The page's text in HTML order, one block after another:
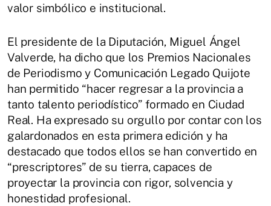
valor simbólico e institucional.
El presidente de la Diputación, Miguel Ángel
Valverde, ha dicho que los Premios Nacionales
de Periodismo y Comunicación Legado Quijote
han permitido “hacer regresar a la provincia a
tanto talento periodístico” formado en Ciudad
Real. Ha expresado su orgullo por contar con los
galardonados en esta primera edición y ha
destacado que todos ellos se han convertido en
“prescriptores” de su tierra, capaces de
proyectar la provincia con rigor, solvencia y
honestidad profesional.